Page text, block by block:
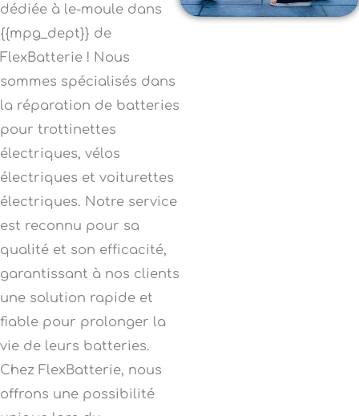
dédiée à le-moule dans
{{mpg_dept}} de
FlexBatterie ! Nous
sommes spécialisés dans
la réparation de batteries
pour trottinettes
électriques, vélos
électriques et voiturettes
électriques. Notre service
est reconnu pour sa
qualité et son efficacité,
garantissant à nos clients
une solution rapide et
fiable pour prolonger la
vie de leurs batteries.
Chez FlexBatterie, nous
offrons une possibilité